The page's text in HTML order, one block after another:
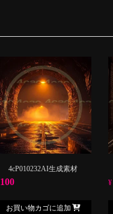
4cP010232AI生成素材
100
お買い物カゴに追加
¥